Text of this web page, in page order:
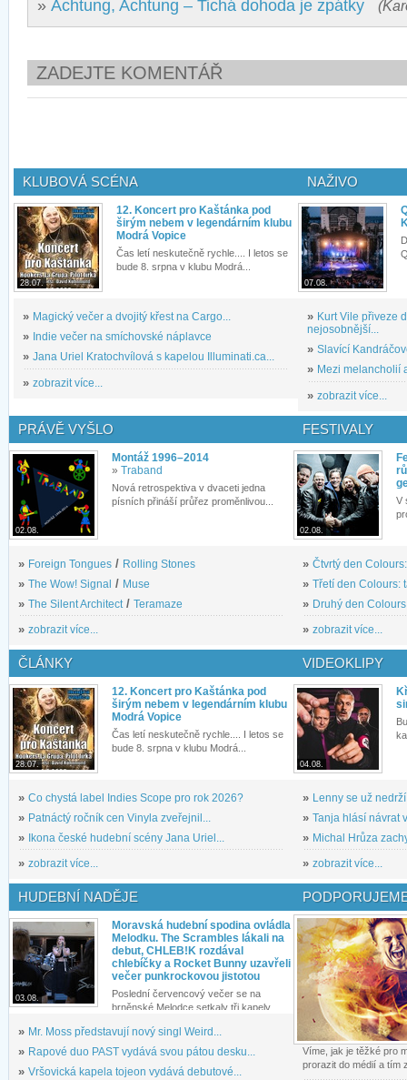
» Achtung, Achtung – Tichá dohoda je zpátky
ZADEJTE KOMENTÁŘ
KLUBOVÁ SCÉNA
28.07.
12. Koncert pro Kaštánka pod
širým nebem v legendárním klubu
Modrá Vopice
Čas letí neskutečně rychle.... I letos se
bude 8. srpna v klubu Modrá...
» Magický večer a dvojitý křest na Cargo...
» Indie večer na smíchovské náplavce
» Jana Uriel Kratochvílová s kapelou Illuminati.ca...
» zobrazit více...
NAŽIVO
07.08.
» Kurt Vile přiveze
nejosobnější...
» Slavící
» Mezi melancholií
» zobrazit více...
PRÁVĚ VYŠLO
02.08.
Montáž 1996–2014
» Traband
Nová retrospektiva v dvaceti jedna
písních přináší průřez proměnlivou...
» Foreign Tongues / Rolling Stones
» The Wow! Signal / Muse
» The Silent Architect / Teramaze
» zobrazit více...
FESTIVALY
02.08.
V
» Čtvrtý den
» Třetí den Colours:
» Druhý den
» zobrazit více...
ČLÁNKY
28.07.
12. Koncert pro Kaštánka pod
širým nebem v legendárním klubu
Modrá Vopice
Čas letí neskutečně rychle.... I letos se
bude 8. srpna v klubu Modrá...
» Co chystá label Indies Scope pro rok 2026?
» Patnáctý ročník cen Vinyla zveřejnil...
»
Ikona české hudební scény Jana Uriel...
» zobrazit více...
VIDEOKLIPY
04.08.
» Lenny se už
» Tanja hlásí návrat
» Michal Hrůza
» zobrazit více...
HUDEBNÍ NADĚJE
03.08.
Moravská hudební spodina ovládla
Melodku. The Scrambles lákali na
debut, CHLEB!K rozdával
chlebíčky a Rocket Bunny uzavřeli
večer punkrockovou jistotou
Poslední červencový večer se na
brněnské Melodce setkaly tři kapely...
» Mr. Moss představují nový singl Weird...
» Rapové duo PAST vydává svou pátou desku...
» Vršovická kapela tojeon vydává debutové...
Víme, jak je těžké pro
prorazit do médií a tím